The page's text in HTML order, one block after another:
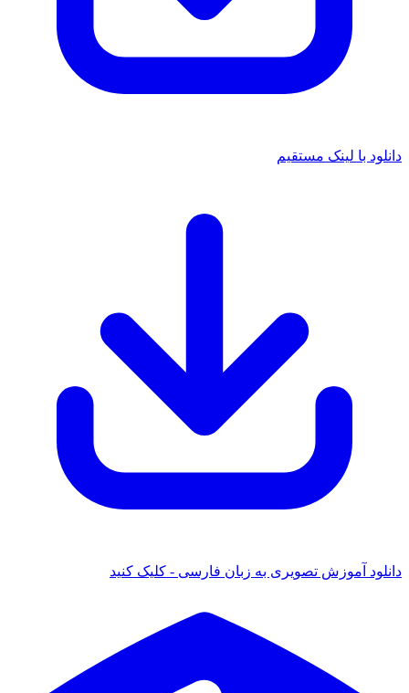
دانلود با لینک مستقیم
دانلود آموزش تصویری به زبان فارسی - کلیک کنید